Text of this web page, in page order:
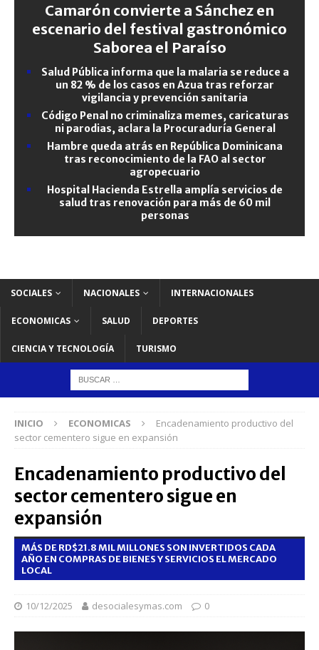
Camarón convierte a Sánchez en
escenario del festival gastronómico
Saborea el Paraíso
Salud Pública informa que la malaria se reduce a
un 82 % de los casos en Azua tras reforzar
vigilancia y prevención sanitaria
Código Penal no criminaliza memes, caricaturas
ni parodias, aclara la Procuraduría General
Hambre queda atrás en República Dominicana
tras reconocimiento de la FAO al sector
agropecuario
Hospital Hacienda Estrella amplía servicios de
salud tras renovación para más de 60 mil
personas
SOCIALES NACIONALES INTERNACIONALES
ECONOMICAS SALUD DEPORTES
CIENCIA Y TECNOLOGÍA TURISMO
INICIO ECONOMICAS
Encadenamiento productivo del
sector cementero sigue en expansión
Encadenamiento productivo del
sector cementero sigue en
expansión
MÁS DE RD$21.8 MIL MILLONES SON INVERTIDOS CADA
AÑO EN COMPRAS DE BIENES Y SERVICIOS EL MERCADO
LOCAL
10/12/2025 desocialesymas.com 0